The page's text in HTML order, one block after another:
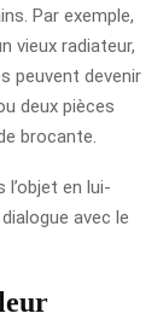
Par exemple,
vieux radiateur,
peuvent devenir
deux pièces
brocante.
en lui-
avec le